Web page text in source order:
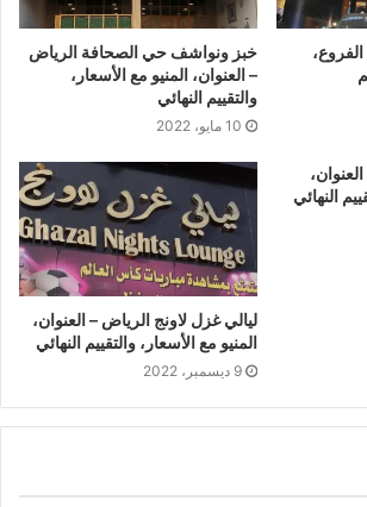
خبز ونواشف حي الصحافة الرياض
– العنوان، المنيو مع الأسعار،
والتقييم النهائي
10 مايو، 2022
النهائي
ليالي غزل لاونج الرياض – العنوان،
المنيو مع الأسعار، والتقييم النهائي
9 ديسمبر، 2022